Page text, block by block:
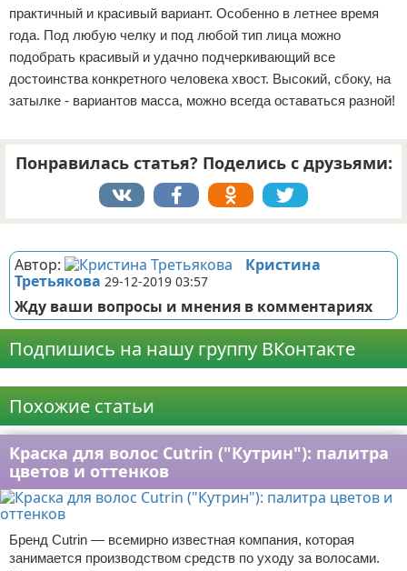
практичный и красивый вариант. Особенно в летнее время
года. Под любую челку и под любой тип лица можно
подобрать красивый и удачно подчеркивающий все
достоинства конкретного человека хвост. Высокий, сбоку, на
затылке - вариантов масса, можно всегда оставаться разной!
Понравилась статья? Поделись с друзьями:
Автор:
Кристина
Третьякова 29-12-2019 03:57
Жду ваши вопросы и мнения в комментариях
Подпишись на нашу группу ВКонтакте
Похожие статьи
Краска для волос Cutrin ("Кутрин"): палитра
цветов и оттенков
Бренд Cutrin — всемирно известная компания, которая
занимается производством средств по уходу за волосами.